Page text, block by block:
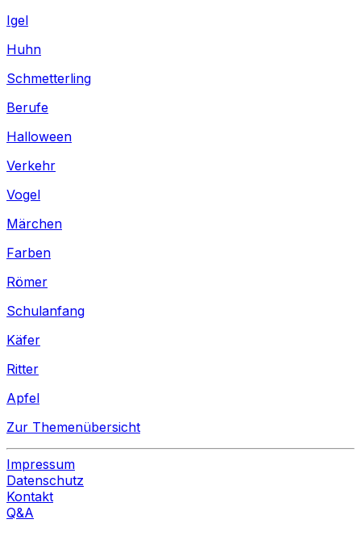
Igel
Huhn
Schmetterling
Berufe
Halloween
Verkehr
Vogel
Märchen
Farben
Römer
Schulanfang
Käfer
Ritter
Apfel
Zur Themenübersicht
Impressum
Datenschutz
Kontakt
Q&A